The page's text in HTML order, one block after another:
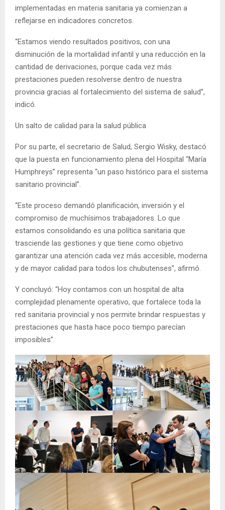
implementadas en materia sanitaria ya comienzan a
reflejarse en indicadores concretos.
“Estamos viendo resultados positivos, con una
disminución de la mortalidad infantil y una reducción en la
cantidad de derivaciones, porque cada vez más
prestaciones pueden resolverse dentro de nuestra
provincia gracias al fortalecimiento del sistema de salud”,
indicó.
Un salto de calidad para la salud pública
Por su parte, el secretario de Salud, Sergio Wisky, destacó
que la puesta en funcionamiento plena del Hospital “María
Humphreys” representa “un paso histórico para el sistema
sanitario provincial”.
“Este proceso demandó planificación, inversión y el
compromiso de muchísimos trabajadores. Lo que
estamos consolidando es una política sanitaria que
trasciende las gestiones y que tiene como objetivo
garantizar una atención cada vez más accesible, moderna
y de mayor calidad para todos los chubutenses”, afirmó.
Y concluyó: “Hoy contamos con un hospital de alta
complejidad plenamente operativo, que fortalece toda la
red sanitaria provincial y nos permite brindar respuestas y
prestaciones que hasta hace poco tiempo parecían
imposibles”.